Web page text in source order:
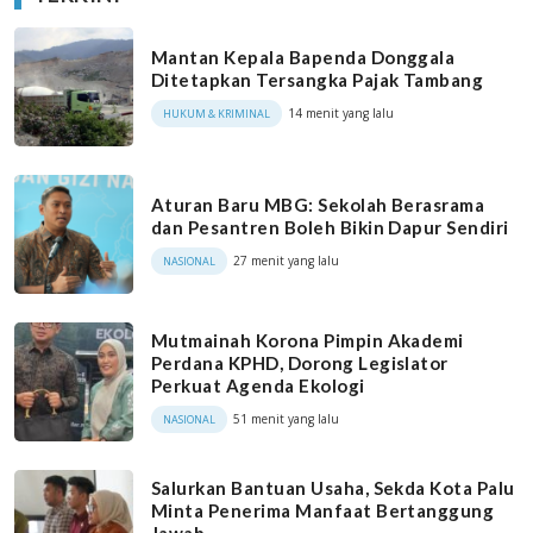
Mantan Kepala Bapenda Donggala
Ditetapkan Tersangka Pajak Tambang
HUKUM & KRIMINAL 14 menit yang lalu
Aturan Baru MBG: Sekolah Berasrama
dan Pesantren Boleh Bikin Dapur Sendiri
NASIONAL 27 menit yang lalu
Mutmainah Korona Pimpin Akademi
Perdana KPHD, Dorong Legislator
Perkuat Agenda Ekologi
NASIONAL 51 menit yang lalu
Salurkan Bantuan Usaha, Sekda Kota Palu
Minta Penerima Manfaat Bertanggung